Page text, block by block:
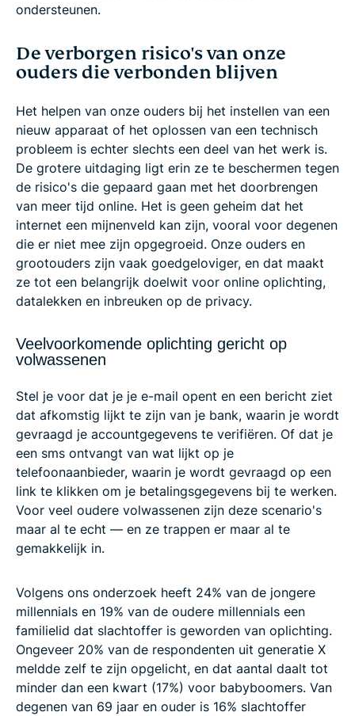
ondersteunen.
De verborgen risico's van onze
ouders die verbonden blijven
Het helpen van onze ouders bij het instellen van een
nieuw apparaat of het oplossen van een technisch
probleem is echter slechts een deel van het werk is.
De grotere uitdaging ligt erin ze te beschermen tegen
de risico's die gepaard gaan met het doorbrengen
van meer tijd online. Het is geen geheim dat het
internet een mijnenveld kan zijn, vooral voor degenen
die er niet mee zijn opgegroeid. Onze ouders en
grootouders zijn vaak goedgeloviger, en dat maakt
ze tot een belangrijk doelwit voor online oplichting,
datalekken en inbreuken op de privacy.
Veelvoorkomende oplichting gericht op
volwassenen
Stel je voor dat je je e-mail opent en een bericht ziet
dat afkomstig lijkt te zijn van je bank, waarin je wordt
gevraagd je accountgegevens te verifiëren. Of dat je
een sms ontvangt van wat lijkt op je
telefoonaanbieder, waarin je wordt gevraagd op een
link te klikken om je betalingsgegevens bij te werken.
Voor veel oudere volwassenen zijn deze scenario's
maar al te echt — en ze trappen er maar al te
gemakkelijk in.
Volgens ons onderzoek heeft 24% van de jongere
millennials en 19% van de oudere millennials een
familielid dat slachtoffer is geworden van oplichting.
Ongeveer 20% van de respondenten uit generatie X
meldde zelf te zijn opgelicht, en dat aantal daalt tot
minder dan een kwart (17%) voor babyboomers. Van
degenen van 69 jaar en ouder is 16% slachtoffer